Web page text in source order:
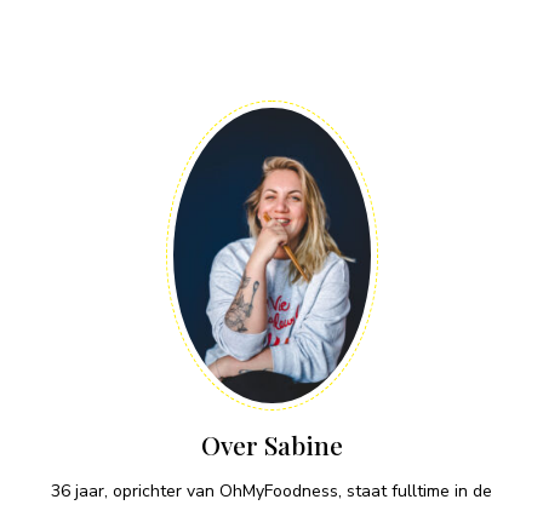
Over Sabine
36 jaar, oprichter van OhMyFoodness, staat fulltime in de